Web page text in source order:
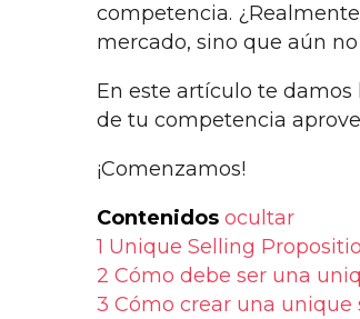
competencia.
mercado, sino que aún
En este artículo te
de tu competencia
¡Comenzamos!
Contenidos ocultar
1 Unique Selling
2 Cómo debe ser una
3 Cómo crear una unique